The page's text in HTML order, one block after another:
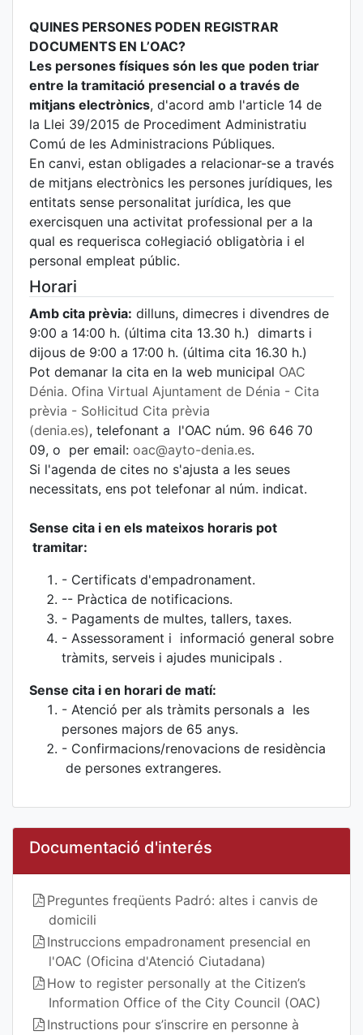
QUINES PERSONES PODEN REGISTRAR
DOCUMENTS EN L’OAC?
Les persones físiques són les que poden triar
entre la tramitació presencial o a través de
mitjans electrònics, d'acord amb l'article 14 de
la Llei 39/2015 de Procediment Administratiu
Comú de les Administracions Públiques.
En canvi, estan obligades a relacionar-se a través
de mitjans electrònics les persones jurídiques, les
entitats sense personalitat jurídica, les que
exercisquen una activitat professional per a la
qual es requerisca col·legiació obligatòria i el
personal empleat públic.
Horari
Amb cita prèvia: dilluns, dimecres i divendres de
9:00 a 14:00 h. (última cita 13.30 h.) dimarts i
dijous de 9:00 a 17:00 h. (última cita 16.30 h.)
Pot demanar la cita en la web municipal OAC
Dénia. Ofina Virtual Ajuntament de Dénia - Cita
prèvia - Sol·licitud Cita prèvia
(denia.es), telefonant a l'OAC núm. 96 646 70
09, o per email: oac@ayto-denia.es.
Si l'agenda de cites no s'ajusta a les seues
necessitats, ens pot telefonar al núm. indicat.
Sense cita i en els mateixos horaris pot
tramitar:
- Certificats d'empadronament.
-- Pràctica de notificacions.
- Pagaments de multes, tallers, taxes.
- Assessorament i informació general sobre
tràmits, serveis i ajudes municipals .
Sense cita i en horari de matí:
- Atenció per als tràmits personals a les
persones majors de 65 anys.
- Confirmacions/renovacions de residència
de persones extrangeres.
Documentació d'interés
Preguntes freqüents Padró: altes i canvis de
domicili
Instruccions empadronament presencial en
l'OAC (Oficina d'Atenció Ciutadana)
How to register personally at the Citizen’s
Information Office of the City Council (OAC)
Instructions pour s’inscrire en personne à